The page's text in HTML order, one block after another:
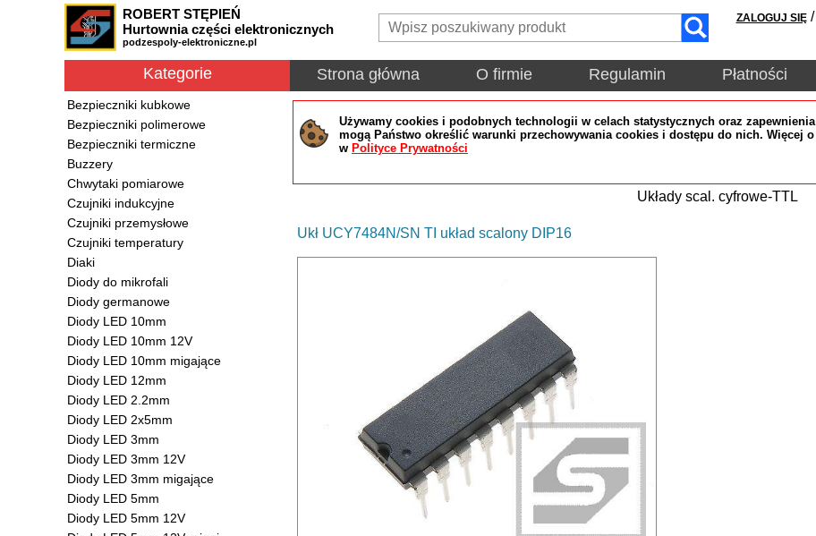
Strona główna O firmie Regulamin Płatności
ROBERT STĘPIEŃ
Hurtownia części elektronicznych
podzespoly-elektroniczne.pl
ZALOGUJ SIĘ/
Kategorie
Bezpieczniki kubkowe
Bezpieczniki polimerowe
Bezpieczniki termiczne
Buzzery
Chwytaki pomiarowe
Czujniki indukcyjne
Czujniki przemysłowe
Czujniki temperatury
Diaki
Diody do mikrofali
Diody germanowe
Diody LED 10mm
Diody LED 10mm 12V
Diody LED 10mm migające
Diody LED 12mm
Diody LED 2.2mm
Diody LED 2x5mm
Diody LED 3mm
Diody LED 3mm 12V
Diody LED 3mm migające
Diody LED 5mm
Diody LED 5mm 12V
Używamy cookies i podobnych technologii w celach statystycznych oraz
mogą Państwo określić warunki przechowywania cookies i dostępu do nich. Więcej
w Polityce Prywatności
Układy scal. cyfrowe-TTL
Ukł UCY7484N/SN TI układ scalony DIP16